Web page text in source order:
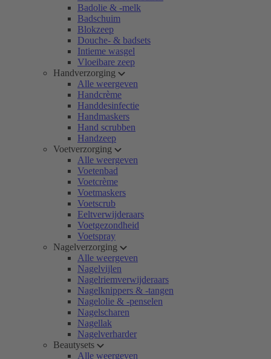
Badolie & -melk
Badschuim
Blokzeep
Douche- & badsets
Intieme wasgel
Vloeibare zeep
Handverzorging
Alle weergeven
Handcrème
Handdesinfectie
Handmaskers
Hand scrubben
Handzeep
Voetverzorging
Alle weergeven
Voetenbad
Voetcrème
Voetmaskers
Voetscrub
Eeltverwijderaars
Voetgezondheid
Voetspray
Nagelverzorging
Alle weergeven
Nagelvijlen
Nagelriemverwijderaars
Nagelknippers & -tangen
Nagelolie & -penselen
Nagelscharen
Nagellak
Nagelverharder
Beautysets
Alle weergeven